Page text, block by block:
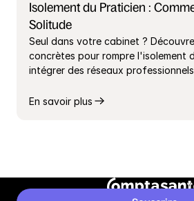
Isolement du Praticien :
Solitude
Seul dans votre cabinet ?
concrètes pour rompre l'isolement
intégrer des réseaux
En savoir plus